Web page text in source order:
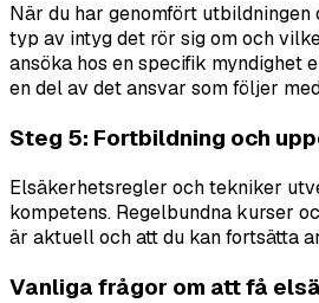
När du har genomfört
typ av intyg det rör sig om och
ansöka hos en specifik myndighet
en del av det ansvar som följer
Steg 5: Fortbildning och
Elsäkerhetsregler och tekniker
kompetens. Regelbundna kurser
är aktuell och att du kan fortsätta
Vanliga frågor om att få